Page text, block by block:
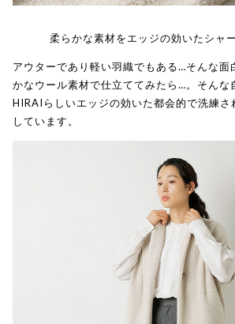
柔らかな素材をエッジの効いたシャ
アウターであり軽い羽織でもある…そんな面
かなウール素材で仕立ててみたら…。そんな
HIRAIらしいエッジの効いた都会的で洗練さ
しています。